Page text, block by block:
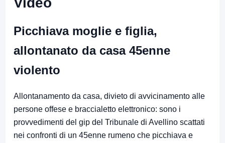
Picchiava moglie e figlia,
allontanato da casa 45enne
violento
Allontanamento da casa, divieto di avvicinamento alle
persone offese e braccialetto elettronico: sono i
provvedimenti del gip del Tribunale di Avellino scattati
nei confronti di un 45enne rumeno che picchiava e